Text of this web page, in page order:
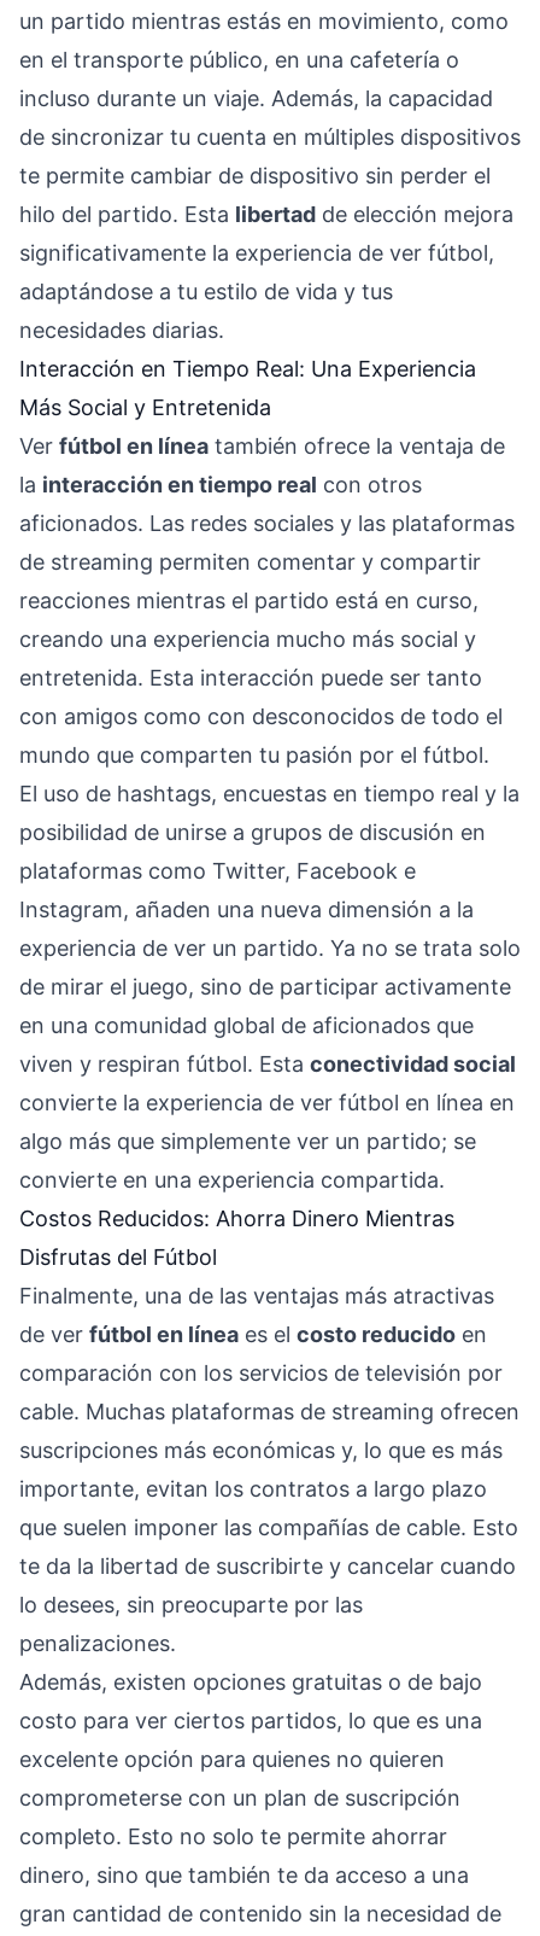
un partido mientras estás en movimiento, como
en el transporte público, en una cafetería o
incluso durante un viaje. Además, la capacidad
de sincronizar tu cuenta en múltiples dispositivos
te permite cambiar de dispositivo sin perder el
hilo del partido. Esta libertad de elección mejora
significativamente la experiencia de ver fútbol,
adaptándose a tu estilo de vida y tus
necesidades diarias.
Interacción en Tiempo Real: Una Experiencia
Más Social y Entretenida
Ver fútbol en línea también ofrece la ventaja de
la interacción en tiempo real con otros
aficionados. Las redes sociales y las plataformas
de streaming permiten comentar y compartir
reacciones mientras el partido está en curso,
creando una experiencia mucho más social y
entretenida. Esta interacción puede ser tanto
con amigos como con desconocidos de todo el
mundo que comparten tu pasión por el fútbol.
El uso de hashtags, encuestas en tiempo real y la
posibilidad de unirse a grupos de discusión en
plataformas como Twitter, Facebook e
Instagram, añaden una nueva dimensión a la
experiencia de ver un partido. Ya no se trata solo
de mirar el juego, sino de participar activamente
en una comunidad global de aficionados que
viven y respiran fútbol. Esta conectividad social
convierte la experiencia de ver fútbol en línea en
algo más que simplemente ver un partido; se
convierte en una experiencia compartida.
Costos Reducidos: Ahorra Dinero Mientras
Disfrutas del Fútbol
Finalmente, una de las ventajas más atractivas
de ver fútbol en línea es el costo reducido en
comparación con los servicios de televisión por
cable. Muchas plataformas de streaming ofrecen
suscripciones más económicas y, lo que es más
importante, evitan los contratos a largo plazo
que suelen imponer las compañías de cable. Esto
te da la libertad de suscribirte y cancelar cuando
lo desees, sin preocuparte por las
penalizaciones.
Además, existen opciones gratuitas o de bajo
costo para ver ciertos partidos, lo que es una
excelente opción para quienes no quieren
comprometerse con un plan de suscripción
completo. Esto no solo te permite ahorrar
dinero, sino que también te da acceso a una
gran cantidad de contenido sin la necesidad de